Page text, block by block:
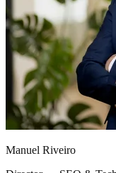
Manuel Riveiro